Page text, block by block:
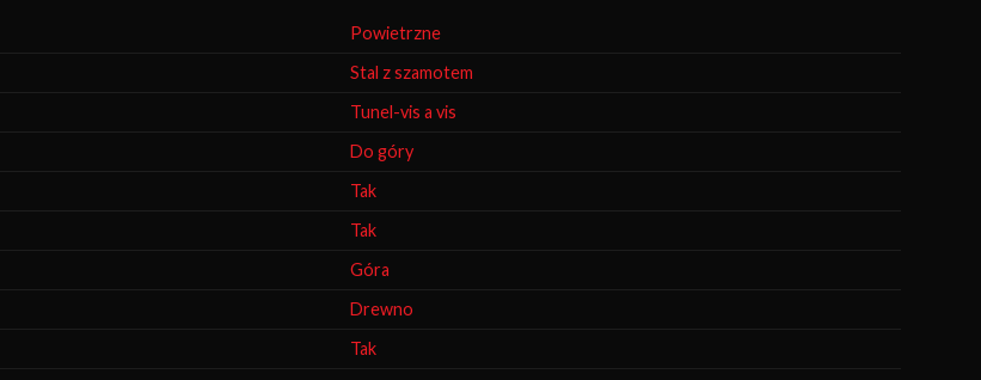
Powietrzne
Stal z szamotem
Tunel-vis a vis
Do góry
Tak
Tak
Góra
Drewno
Tak